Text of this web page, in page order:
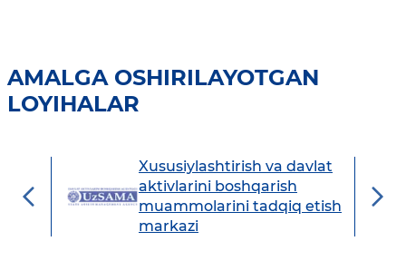
AMALGA OSHIRILAYOTGAN
LOYIHALAR
Xususiylashtirish va davlat
aktivlarini boshqarish
muammolarini tadqiq etish
markazi